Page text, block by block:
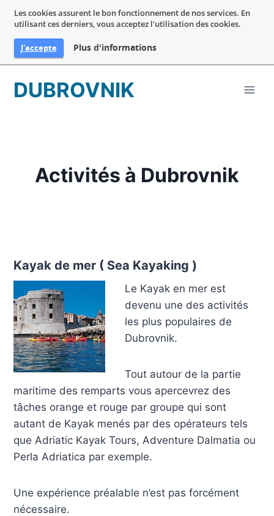
Les cookies assurent le bon fonctionnement de nos services. En
utilisant ces derniers, vous acceptez l'utilisation des cookies.
J'accepte Plus d'informations
DUBROVNIK
Activités à Dubrovnik
Kayak de mer ( Sea Kayaking )
Le Kayak en mer est
devenu une des activités
les plus populaires de
Dubrovnik.
Tout autour de la partie
maritime des remparts vous apercevrez des
tâches orange et rouge par groupe qui sont
autant de Kayak menés par des opérateurs tels
que Adriatic Kayak Tours, Adventure Dalmatia ou
Perla Adriatica par exemple.
Une expérience préalable n’est pas forcément
nécessaire.